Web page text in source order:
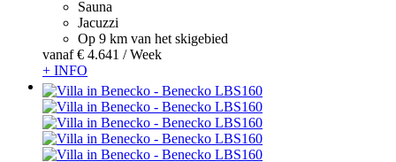
Sauna
Jacuzzi
Op 9 km van het skigebied
vanaf € 4.641 / Week
+ INFO